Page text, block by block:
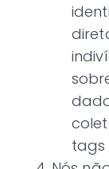
tags